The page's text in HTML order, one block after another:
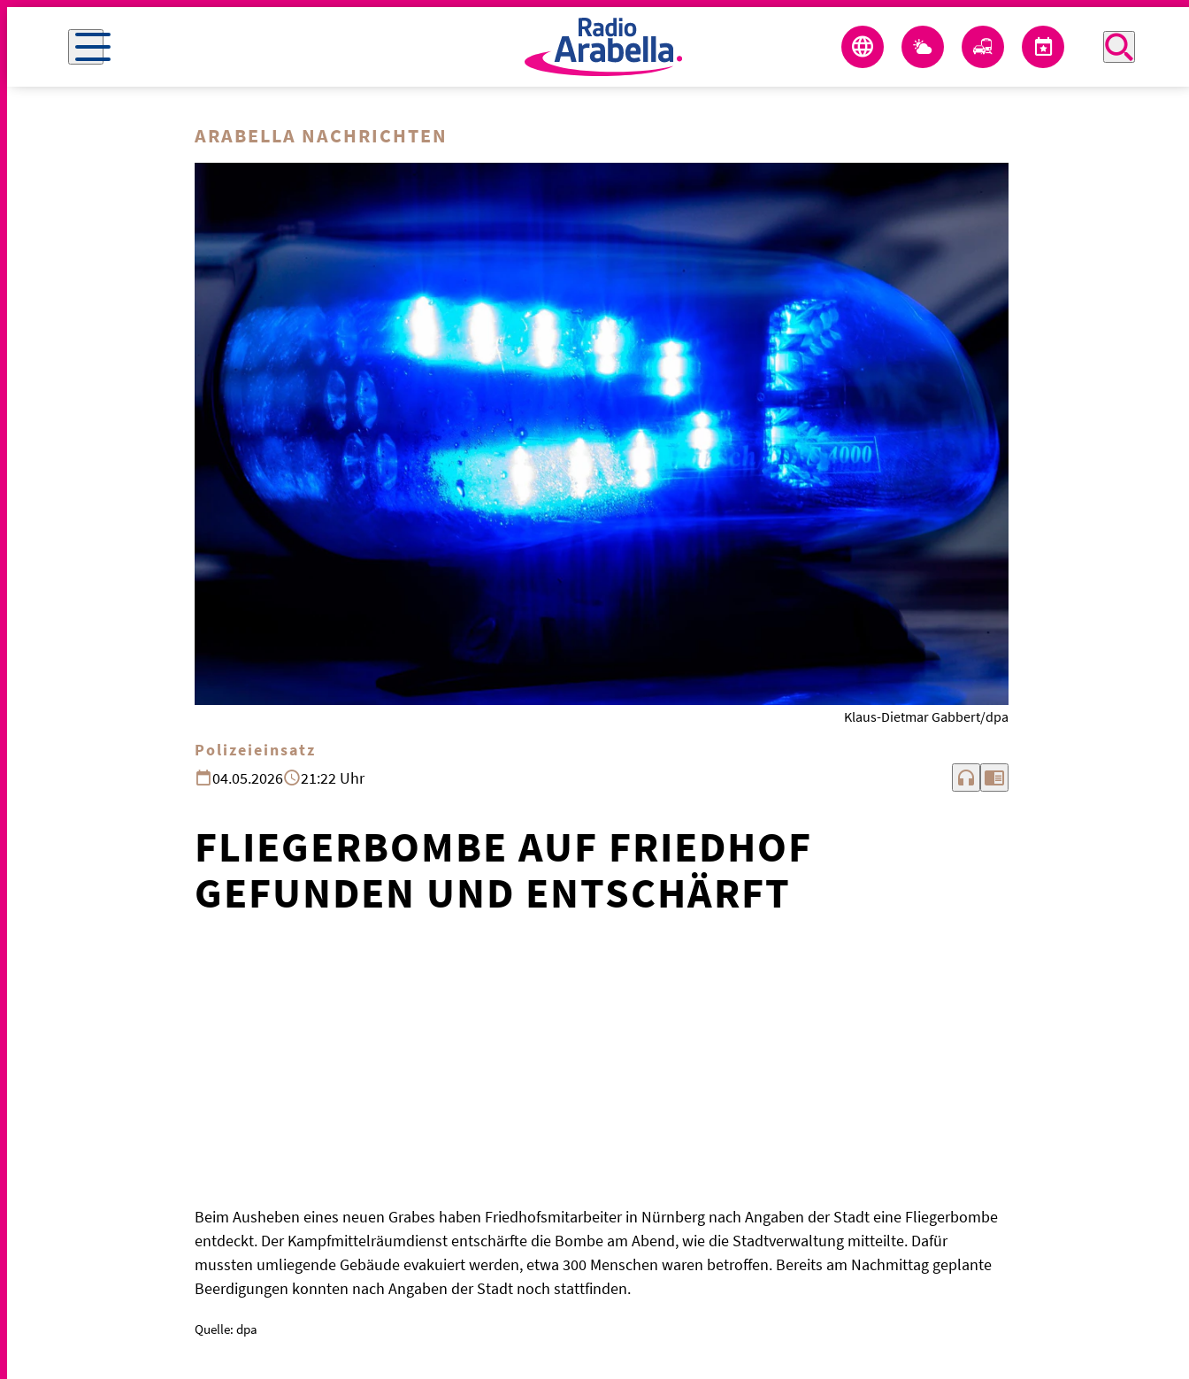
ARABELLA NACHRICHTEN
Klaus-Dietmar Gabbert/dpa
Polizeieinsatz
04.05.2026
21:22 Uhr headphones chrome_reader_mode
FLIEGERBOMBE AUF FRIEDHOF
GEFUNDEN UND ENTSCHÄRFT
Beim Ausheben eines neuen Grabes haben Friedhofsmitarbeiter in Nürnberg nach Angaben der Stadt eine Fliegerbombe
entdeckt. Der Kampfmittelräumdienst entschärfte die Bombe am Abend, wie die Stadtverwaltung mitteilte. Dafür
mussten umliegende Gebäude evakuiert werden, etwa 300 Menschen waren betroffen. Bereits am Nachmittag geplante
Beerdigungen konnten nach Angaben der Stadt noch stattfinden.
Quelle: dpa